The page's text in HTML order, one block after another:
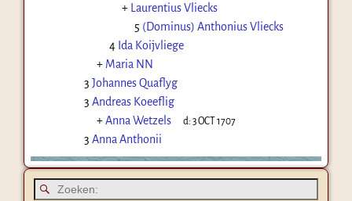
+ Laurentius Vliecks
5 (Dominus) Anthonius Vliecks
4 Ida Koijvliege
+ Maria NN
3 Johannes Quaflyg
3 Andreas Koeeflig
+Anna Wetzels d:3 OCT 1707
3 Anna Anthonii